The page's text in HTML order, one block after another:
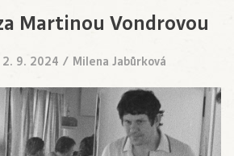
Martinou Vondrovou
2. 9. 2024 / Milena Jabůrková